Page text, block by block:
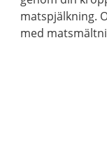
matspjälkning.
med